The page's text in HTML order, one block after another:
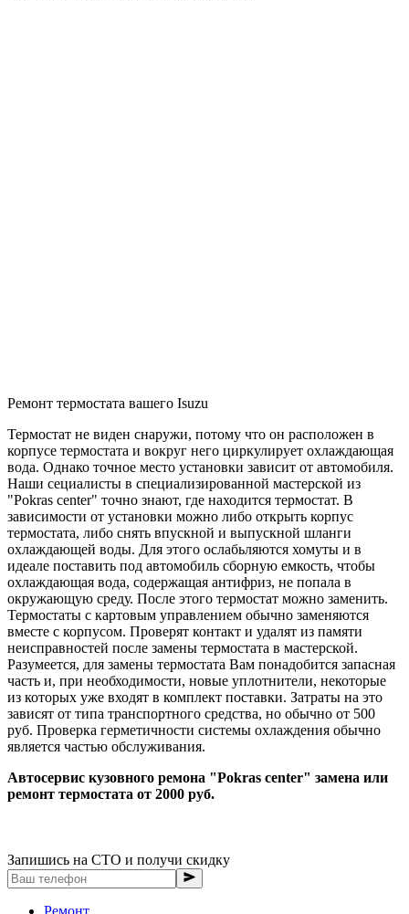
Ремонт термостата вашего Isuzu
Термостат не виден снаружи, потому что он расположен в
корпусе термостата и вокруг него циркулирует охлаждающая
вода. Однако точное место установки зависит от автомобиля.
Наши сециалисты в специализированной мастерской из
"Pokras center" точно знают, где находится термостат. В
зависимости от установки можно либо открыть корпус
термостата, либо снять впускной и выпускной шланги
охлаждающей воды. Для этого ослабьляются хомуты и в
идеале поставить под автомобиль сборную емкость, чтобы
охлаждающая вода, содержащая антифриз, не попала в
окружающую среду. После этого термостат можно заменить.
Термостаты с картовым управлением обычно заменяются
вместе с корпусом. Проверят контакт и удалят из памяти
неисправностей после замены термостата в мастерской.
Разумеется, для замены термостата Вам понадобится запасная
часть и, при необходимости, новые уплотнители, некоторые
из которых уже входят в комплект поставки. Затраты на это
зависят от типа транспортного средства, но обычно от 500
руб. Проверка герметичности системы охлаждения обычно
является частью обслуживания.
Автосервис кузовного ремона "Pokras center" замена или
ремонт термостата от 2000 руб.
Запишись на СТО и получи скидку